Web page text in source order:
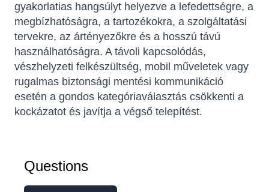
gyakorlatias hangsúlyt helyezve a lefedettségre, a
megbízhatóságra, a tartozékokra, a szolgáltatási
tervekre, az ártényezőkre és a hosszú távú
használhatóságra. A távoli kapcsolódás,
vészhelyzeti felkészültség, mobil műveletek vagy
rugalmas biztonsági mentési kommunikáció
esetén a gondos kategóriaválasztás csökkenti a
kockázatot és javítja a végső telepítést.
Questions